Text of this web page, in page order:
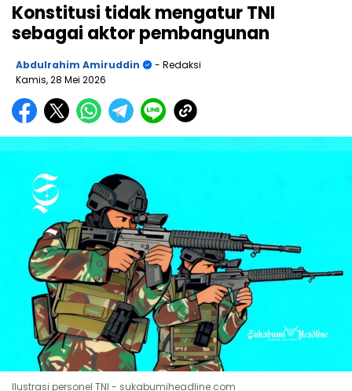
Konstitusi tidak mengatur TNI
sebagai aktor pembangunan
Abdulrahim Amiruddin
- Redaksi
Kamis, 28 Mei 2026
Ilustrasi personel TNI - sukabumiheadline.com